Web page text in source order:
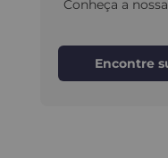
Conheça a
Encontre